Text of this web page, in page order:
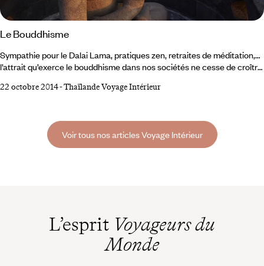
Le Bouddhisme
Sympathie pour le Dalai Lama, pratiques zen, retraites de méditation,…
l’attrait qu’exerce le bouddhisme dans nos sociétés ne cesse de croître.
tolérance, de compassion, de non-violence : la « Voie du Milieu » serait-
22 octobre 2014-Thaïlande Voyage Intérieur
Voir tous nos articles Voyage Intérieur
L’esprit Voyageurs du
Monde